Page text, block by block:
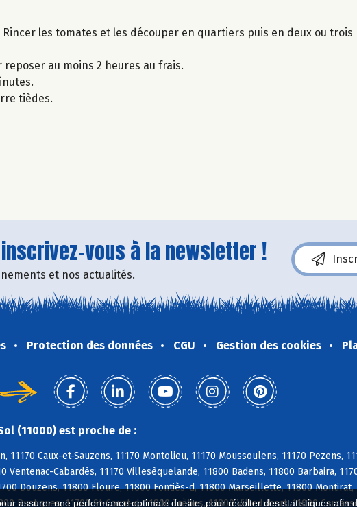
assurer une performance optimale du site, pour récolter des statistiques afin
les tomates et les découper en quartiers puis en deux ou trois
au moins 2 heures au frais.
tièdes.
vous à la newsletter !
et nos actualités.
Protection des données CGU Gestion des cookies
(11000) est proche de :
11170 Caux-et-Sauzens, 11170 Montolieu, 11170 Moussoulens, 11170 Pezens,
Ventenac-Cabardès, 11170 Villesèquelande, 11800 Badens, 11800 Barbaira,
Douzens, 11800 Floure, 11800 Fontiès-d, 11800 Marseillette, 11800 Montirat,
Rustiques, 11700 St-Couat-d, 11800 Trèbes, 11800 Villedubert, 11000